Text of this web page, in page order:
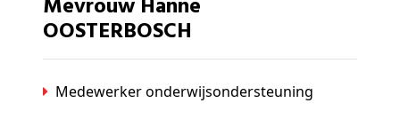
Mevrouw Hanne
OOSTERBOSCH
Medewerker onderwijsondersteuning